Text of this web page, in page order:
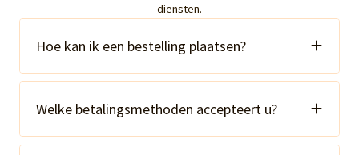
diensten.
Hoe kan ik een bestelling plaatsen?
Welke betalingsmethoden accepteert u?